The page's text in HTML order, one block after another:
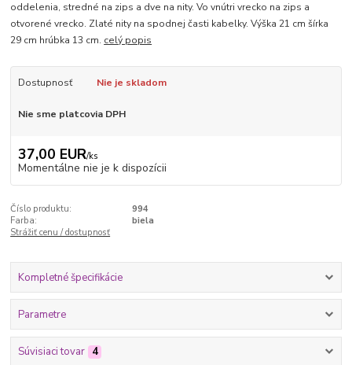
oddelenia, stredné na zips a dve na nity. Vo vnútri vrecko na zips a
otvorené vrecko. Zlaté nity na spodnej časti kabelky. Výška 21 cm šírka
29 cm hrúbka 13 cm. celý popis
Dostupnosť Nie je skladom
Nie sme platcovia DPH
37,00 EUR/ks
Momentálne nie je k dispozícii
Číslo produktu:
994
Farba:
biela
Strážiť cenu / dostupnosť
Kompletné špecifikácie
Parametre
Súvisiaci tovar 4